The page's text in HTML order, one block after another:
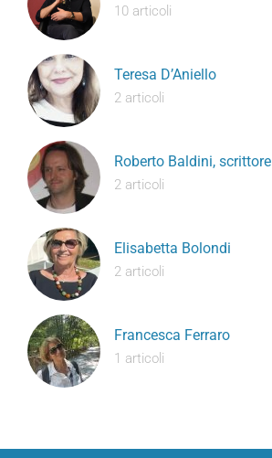
10 articoli
Teresa D’Aniello
2 articoli
Roberto Baldini, scrittore
2 articoli
Elisabetta Bolondi
2 articoli
Francesca Ferraro
1 articoli